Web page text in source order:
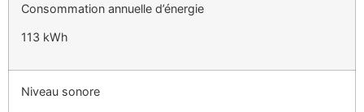
Consommation annuelle d’énergie
113 kWh
Niveau sonore